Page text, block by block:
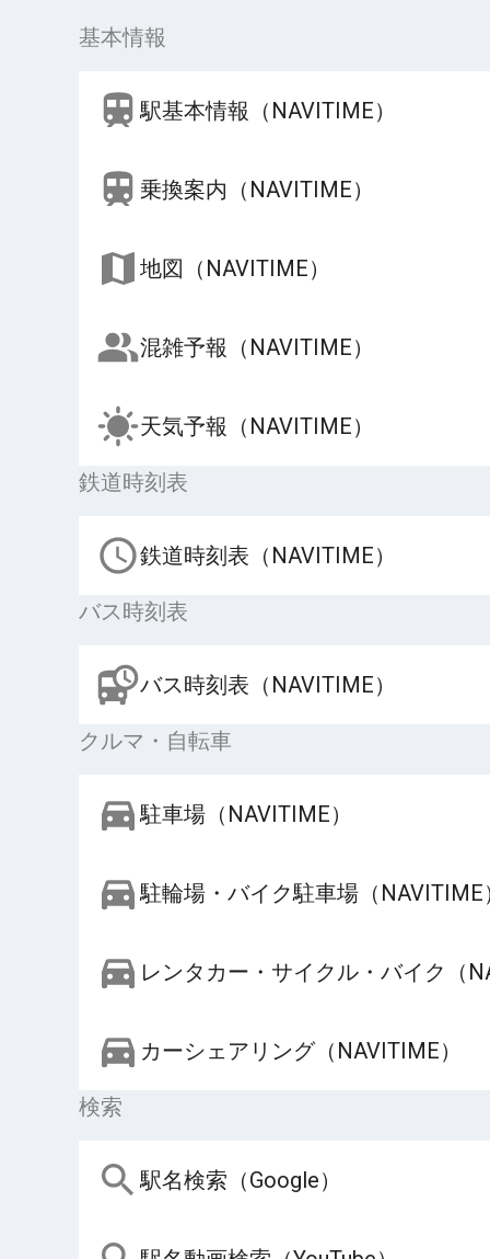
基本情報
駅基本情報（NAVITIME）
乗換案内（NAVITIME）
地図（NAVITIME）
混雑予報（NAVITIME）
天気予報（NAVITIME）
鉄道時刻表
鉄道時刻表（NAVITIME）
バス時刻表
バス時刻表（NAVITIME）
クルマ・自転車
駐車場（NAVITIME）
駐輪場・バイク駐車場（NAVITIME
レンタカー・サイクル・バイク（
カーシェアリング（NAVITIME）
検索
駅名検索（Google）